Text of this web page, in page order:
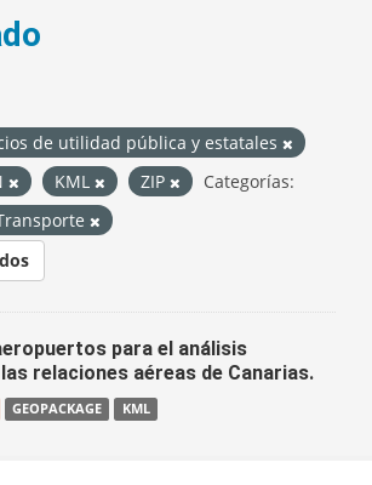
de utilidad pública y estatales
KML ZIP
Categorías:
para el análisis
relaciones aéreas de Canarias.
GEOPACKAGE KML